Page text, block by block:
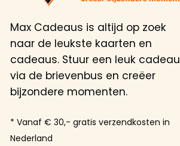
Max Cadeaus is altijd op zoek
naar de leukste kaarten en
cadeaus. Stuur een leuk cadeau
via de brievenbus en creëer
bijzondere momenten.
* Vanaf € 30,- gratis verzendkosten in
Nederland